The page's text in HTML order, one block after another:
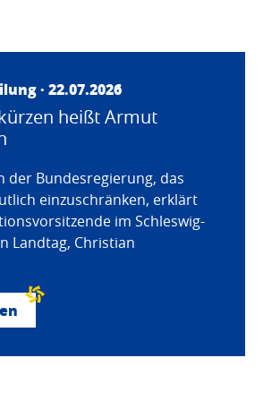
· 22.07.2026
heißt Armut
der Bundesregierung, das
einzuschränken, erklärt
im Schleswig-
Landtag, Christian